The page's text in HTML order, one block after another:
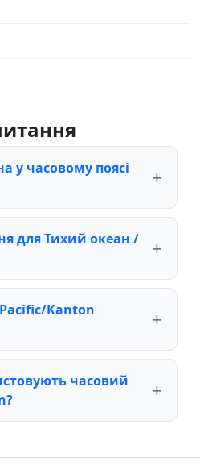
у часовому поясі
для Тихий океан /
Kanton
часовий